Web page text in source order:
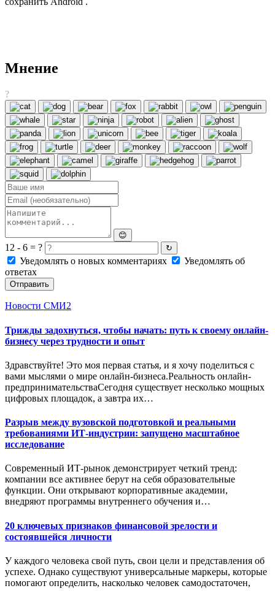
Мнение
?
😊
12 - 6 = ? ↻
Уведомлять о новых комментариях
Уведомлять об
ответах
Отправить
Новости СМИ2
Трижды задохнуться, чтобы начать: путь к своему онлайн-
бизнесу через трудности и опыт
Здравствуйте! Это моя первая статья, и я хочу поделиться с
вами мыслями о мире онлайн-бизнеса.Реальность онлайн-
предпринимательстваСегодня существует несколько мощных
цифровых площадок, а завтра их…
Разрыв между вузовской подготовкой и реальными
требованиями ИТ-индустрии: запущено масштабное
исследование
Современный ИТ-рынок демонстрирует четкий тренд:
компании все активнее берут на себя образовательные
функции. Они открывают корпоративные академии,
внедряют программы внутреннего обучения и…
20 ключевых признаков финансовой зрелости и
состоявшейся личности
У каждого человека свой путь, свои цели и представления об
успехе. Однако существуют универсальные маркеры, которые
помогают определить, насколько человек самодостаточен,